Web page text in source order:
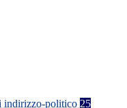
indirizzo-politico 25